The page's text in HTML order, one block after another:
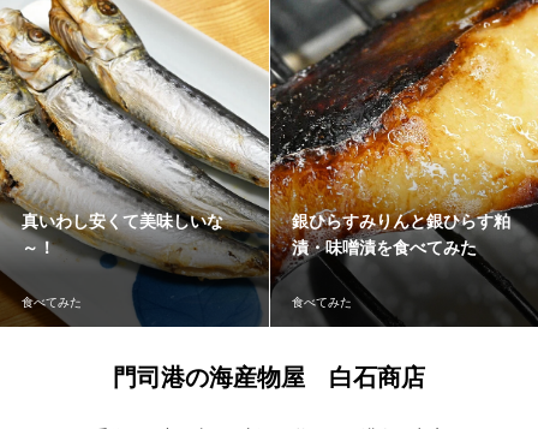
真いわし安くて美味しいな
～！
食べてみた
銀ひらすみりんと銀ひらす粕
漬・味噌漬を食べてみた
食べてみた
門司港の海産物屋 白石商店